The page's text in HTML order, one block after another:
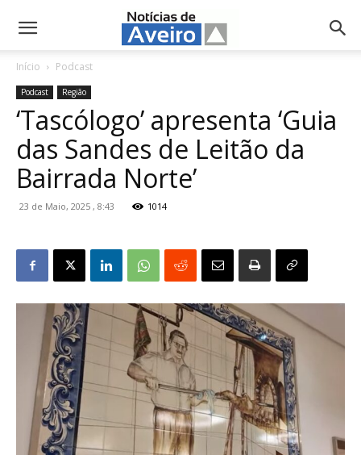
NotíciasdeAveiro.pt
Início Podcast
Podcast Região
‘Tascólogo’ apresenta ‘Guia
das Sandes de Leitão da
Bairrada Norte’
23 de Maio, 2025 , 8:43 1014